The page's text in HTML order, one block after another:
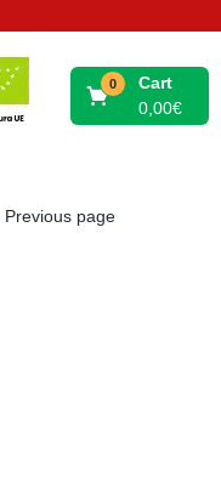
Cart
0
0,00€
Previous page